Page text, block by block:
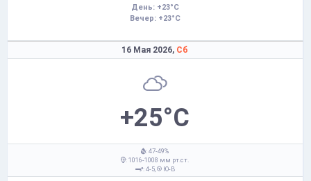
День: +23°C
Вечер: +23°C
16 Мая 2026, Сб
+25°C
: 47-49%
: 1016-1008 мм рт.ст.
: 4-5,
Ю-В